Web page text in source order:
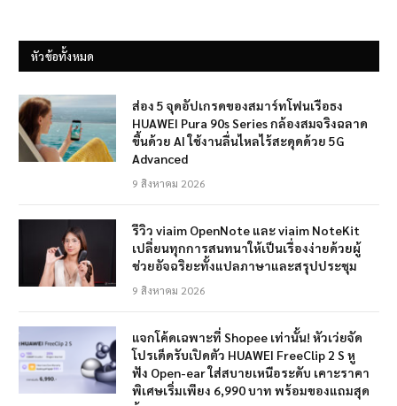
หัวข้อทั้งหมด
ส่อง 5 จุดอัปเกรดของสมาร์ทโฟนเรือธง
HUAWEI Pura 90s Series กล้องสมจริงฉลาด
ขึ้นด้วย AI ใช้งานลื่นไหลไร้สะดุดด้วย 5G
Advanced
9 สิงหาคม 2026
รีวิว viaim OpenNote และ viaim NoteKit
เปลี่ยนทุกการสนทนาให้เป็นเรื่องง่ายด้วยผู้
ช่วยอัจฉริยะทั้งแปลภาษาและสรุปประชุม
9 สิงหาคม 2026
แจกโค้ดเฉพาะที่ Shopee เท่านั้น! หัวเว่ยจัด
โปรเด็ดรับเปิดตัว HUAWEI FreeClip 2 S หู
ฟัง Open-ear ใส่สบายเหนือระดับ เคาะราคา
พิเศษเริ่มเพียง 6,990 บาท พร้อมของแถมสุด